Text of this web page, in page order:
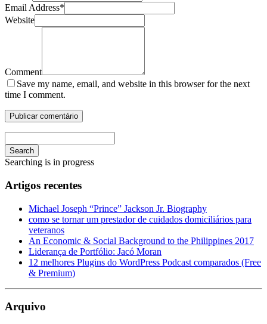
Email Address*
Website
Comment
Save my name, email, and website in this browser for the next
time I comment.
Search
Searching is in progress
Artigos recentes
Michael Joseph “Prince” Jackson Jr. Biography
como se tornar um prestador de cuidados domiciliários para
veteranos
An Economic & Social Background to the Philippines 2017
Liderança de Portfólio: Jacó Moran
12 melhores Plugins do WordPress Podcast comparados (Free
& Premium)
Arquivo